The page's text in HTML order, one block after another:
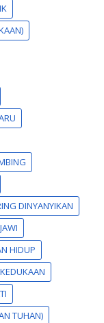
DINYANYIKAN
HIDUP
TUHAN)